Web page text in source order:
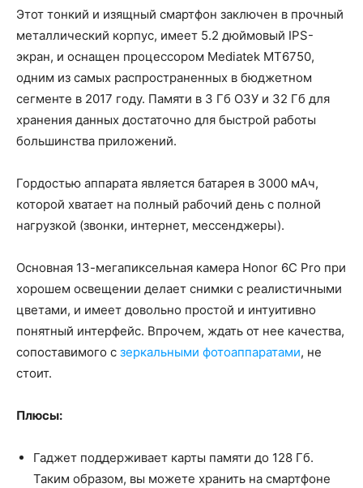
Этот тонкий и изящный смартфон заключен в прочный
металлический корпус, имеет 5.2 дюймовый IPS-
экран, и оснащен процессором Mediatek MT6750,
одним из самых распространенных в бюджетном
сегменте в 2017 году. Памяти в 3 Гб ОЗУ и 32 Гб для
хранения данных достаточно для быстрой работы
большинства приложений.
Гордостью аппарата является батарея в 3000 мАч,
которой хватает на полный рабочий день с полной
нагрузкой (звонки, интернет, мессенджеры).
Основная 13-мегапиксельная камера Honor 6C Pro при
хорошем освещении делает снимки с реалистичными
цветами, и имеет довольно простой и интуитивно
понятный интерфейс. Впрочем, ждать от нее качества,
сопоставимого с зеркальными фотоаппаратами, не
стоит.
Плюсы:
Гаджет поддерживает карты памяти до 128 Гб.
Таким образом, вы можете хранить на смартфоне